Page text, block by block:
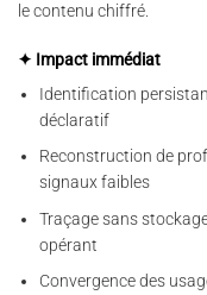
le contenu chiffré.
✦ Impact immédiat
Identification
déclaratif
Reconstruction de
signaux faibles
Traçage sans
opérant
Convergence des